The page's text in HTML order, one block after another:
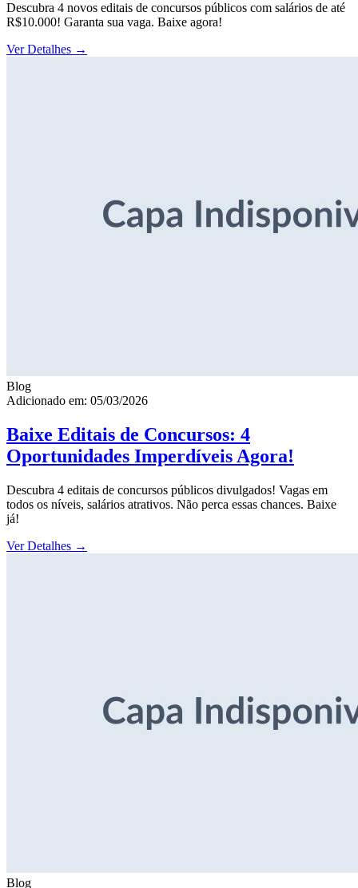
Descubra 4 novos editais de concursos públicos com salários de até
R$10.000! Garanta sua vaga. Baixe agora!
Ver Detalhes →
Blog
Adicionado em: 05/03/2026
Baixe Editais de Concursos: 4
Oportunidades Imperdíveis Agora!
Descubra 4 editais de concursos públicos divulgados! Vagas em
todos os níveis, salários atrativos. Não perca essas chances. Baixe
já!
Ver Detalhes →
Blog